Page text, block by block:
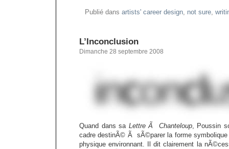
Publié dans artists' career design, not sure,
L’Inconclusion
Dimanche 28 septembre 2008
Quand dans sa Lettre Ã Chanteloup, Poussin
cadre destinÃ© Ã sÃ©parer la forme
physique environnant. Il dit clairement la